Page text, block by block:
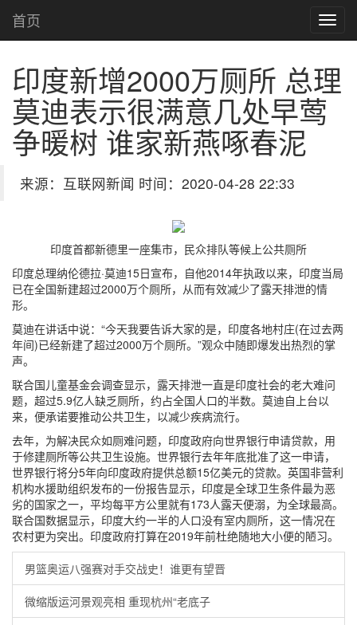
首页
印度新增2000万厕所 总理
莫迪表示很满意几处早莺
争暖树 谁家新燕啄春泥
来源：互联网新闻 时间：2020-04-28 22:33
印度首都新德里一座集市，民众排队等候上公共厕所
印度总理纳伦德拉·莫迪15日宣布，自他2014年执政以来，印度当局
已在全国新建超过2000万个厕所，从而有效减少了露天排泄的情
形。
莫迪在讲话中说：“今天我要告诉大家的是，印度各地村庄(在过去两
年间)已经新建了超过2000万个厕所。”观众中随即爆发出热烈的掌
声。
联合国儿童基金会调查显示，露天排泄一直是印度社会的老大难问
题，超过5.9亿人缺乏厕所，约占全国人口的半数。莫迪自上台以
来，便承诺要推动公共卫生，以减少疾病流行。
去年，为解决民众如厕难问题，印度政府向世界银行申请贷款，用
于修建厕所等公共卫生设施。世界银行去年年底批准了这一申请，
世界银行将分5年向印度政府提供总额15亿美元的贷款。英国非营利
机构水援助组织发布的一份报告显示，印度是全球卫生条件最为恶
劣的国家之一，平均每平方公里就有173人露天便溺，为全球最高。
联合国数据显示，印度大约一半的人口没有室内厕所，这一情况在
农村更为突出。印度政府打算在2019年前杜绝随地大小便的陋习。
男篮奥运八强赛对手交战史！谁更有望晋
微缩版运河景观亮相 重现杭州“老底子